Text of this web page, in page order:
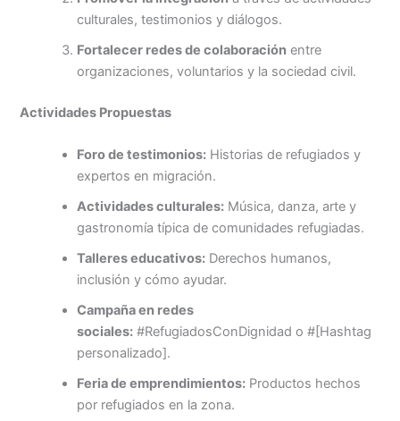
culturales, testimonios y diálogos.
Fortalecer redes de colaboración entre
organizaciones, voluntarios y la sociedad civil.
Actividades Propuestas
Foro de testimonios: Historias de refugiados y
expertos en migración.
Actividades culturales: Música, danza, arte y
gastronomía típica de comunidades refugiadas.
Talleres educativos: Derechos humanos,
inclusión y cómo ayudar.
Campaña en redes
sociales: #RefugiadosConDignidad o #[Hashtag
personalizado].
Feria de emprendimientos: Productos hechos
por refugiados en la zona.